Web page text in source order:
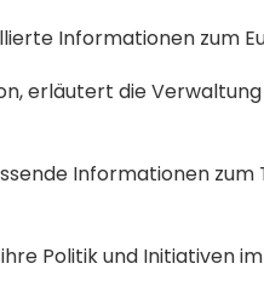
Informationen zum
erläutert die
Informationen
Politik und Initiativen